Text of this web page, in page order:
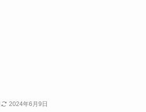
2024年6月9日